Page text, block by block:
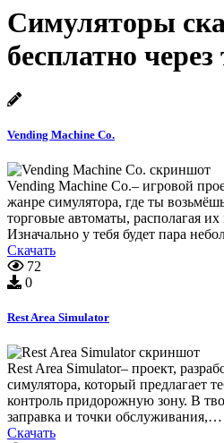
Симуляторы
бесплатно
Vending Machine Co.
Vending Machine Co.– игровой
жанре симулятора, где ты
торговые автоматы, располагая их
Изначально у тебя будет пара
Скачать
72
0
Rest Area Simulator
Rest Area Simulator– проект,
симулятора, который предлагает
контроль придорожную зону. В
заправка и точки обслуживания,…
Скачать